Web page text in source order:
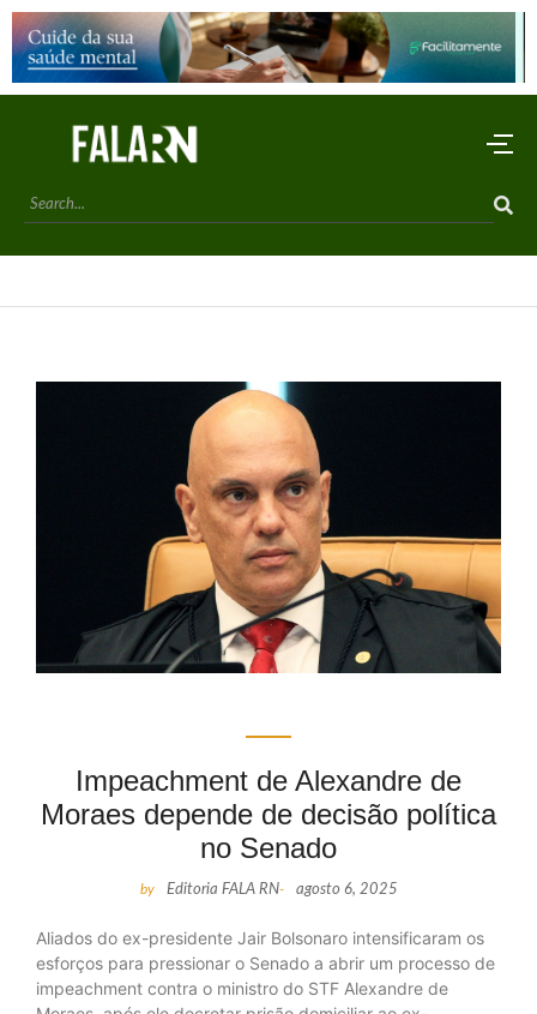
Impeachment de Alexandre de
Moraes depende de decisão política
no Senado
by Editoria FALA RN- agosto 6, 2025
Aliados do ex-presidente Jair Bolsonaro intensificaram os
esforços para pressionar o Senado a abrir um processo de
impeachment contra o ministro do STF Alexandre de